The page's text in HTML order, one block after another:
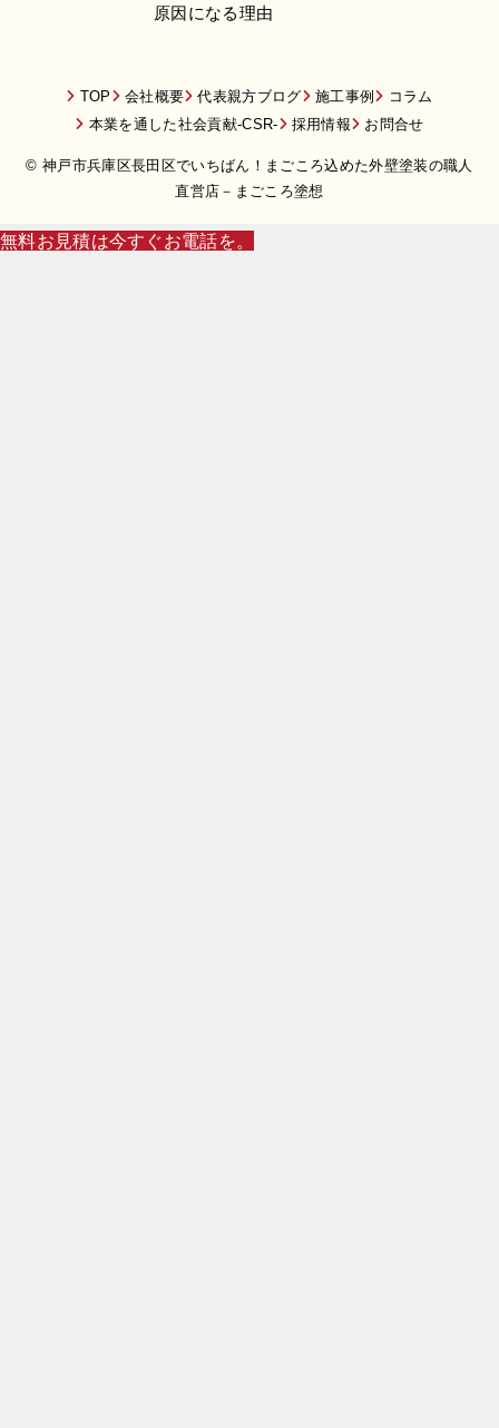
原因になる理由
TOP 会社概要 代表親方ブログ 施工事例
コラム
本業を通した社会貢献-CSR-
採用情報 お問合せ
© 神戸市兵庫区長田区でいちばん！まごころ込めた外壁塗装の職人
直営店－まごころ塗想
無料お見積は今すぐお電話を。